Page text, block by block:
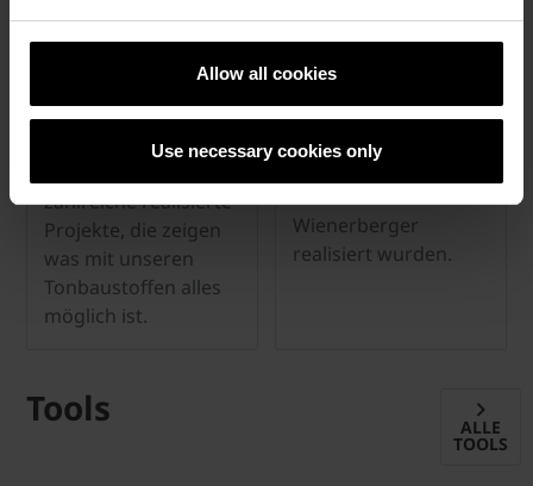
Allow all cookies
Use necessary cookies only
© Wienerberger Ceramika
zahlreiche realisierte
Projekte, die zeigen
was mit unseren
Tonbaustoffen alles
möglich ist.
Highlights
Spannendes
Hintergrundwissen
zu Projekten, die mit
Wienerberger
realisiert wurden.
Tools ALLE
TOOLS